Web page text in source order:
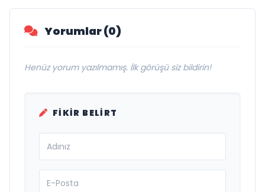
Yorumlar (0)
Henüz yorum yazılmamış. İlk görüşü siz bildirin!
FIKIR BELIRT